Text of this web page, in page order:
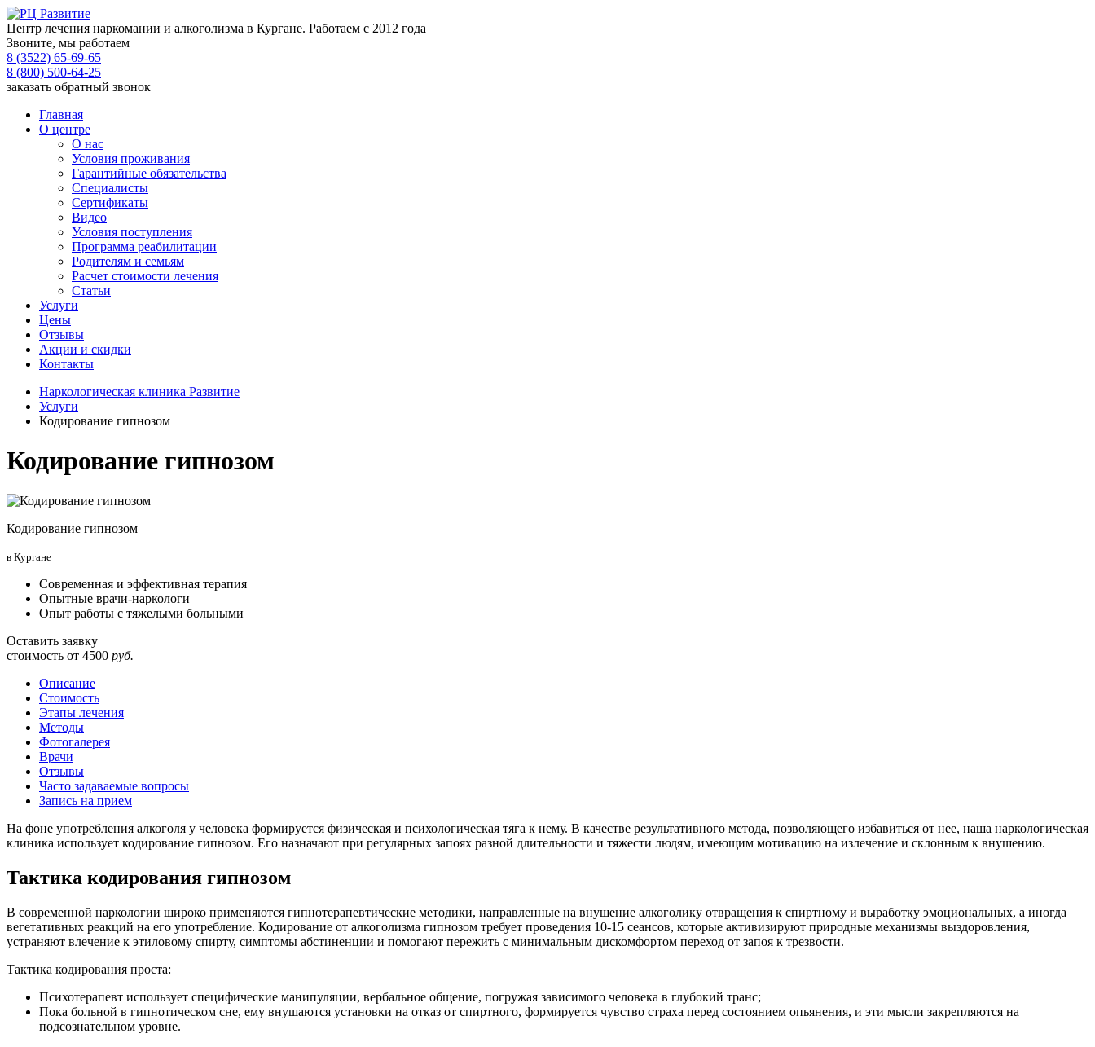
Центр лечения наркомании и алкоголизма в Кургане. Работаем с 2012 года
Звоните, мы работаем
8 (3522) 65-69-65
8 (800) 500-64-25
заказать обратный звонок
Главная
О центре
О нас
Условия проживания
Гарантийные обязательства
Специалисты
Сертификаты
Видео
Условия поступления
Программа реабилитации
Родителям и семьям
Расчет стоимости лечения
Статьи
Услуги
Цены
Отзывы
Акции и скидки
Контакты
Наркологическая клиника Развитие
Услуги
Кодирование гипнозом
Кодирование гипнозом
Кодирование гипнозом
в Кургане
Современная и эффективная терапия
Опытные врачи-наркологи
Опыт работы с тяжелыми больными
Оставить заявку
стоимость от 4500 руб.
Описание
Стоимость
Этапы лечения
Методы
Фотогалерея
Врачи
Отзывы
Часто задаваемые вопросы
Запись на прием
На фоне употребления алкоголя у человека формируется физическая и психологическая тяга к нему. В качестве результативного метода, позволяющего избавиться от нее, наша наркологическая
клиника использует кодирование гипнозом. Его назначают при регулярных запоях разной длительности и тяжести людям, имеющим мотивацию на излечение и склонным к внушению.
Тактика кодирования гипнозом
В современной наркологии широко применяются гипнотерапевтические методики, направленные на внушение алкоголику отвращения к спиртному и выработку эмоциональных, а иногда
вегетативных реакций на его употребление. Кодирование от алкоголизма гипнозом требует проведения 10-15 сеансов, которые активизируют природные механизмы выздоровления,
устраняют влечение к этиловому спирту, симптомы абстиненции и помогают пережить с минимальным дискомфортом переход от запоя к трезвости.
Тактика кодирования проста:
Психотерапевт использует специфические манипуляции, вербальное общение, погружая зависимого человека в глубокий транс;
Пока больной в гипнотическом сне, ему внушаются установки на отказ от спиртного, формируется чувство страха перед состоянием опьянения, и эти мысли закрепляются на
подсознательном уровне.